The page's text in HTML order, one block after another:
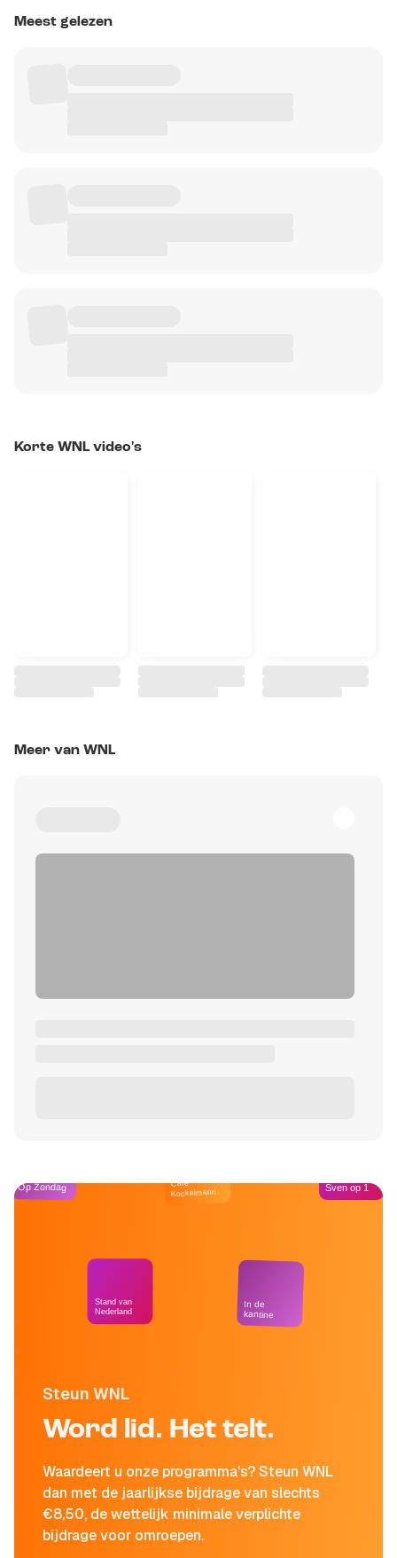
Meest gelezen
Korte WNL video's
Meer van WNL
Steun WNL
Word lid. Het telt.
Waardeert u onze programma's? Steun WNL
dan met de jaarlijkse bijdrage van slechts
€8,50, de wettelijk minimale verplichte
bijdrage voor omroepen.
Op Zondag
Stand van
Nederland
Café
Kockelmann
In de
kantine
Sven op 1